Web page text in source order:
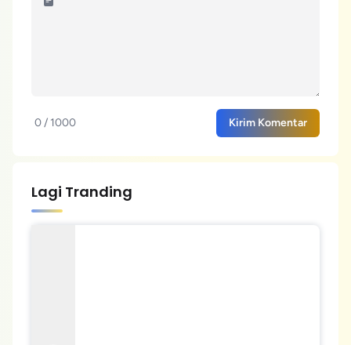
0 / 1000 Kirim Komentar
Lagi Tranding